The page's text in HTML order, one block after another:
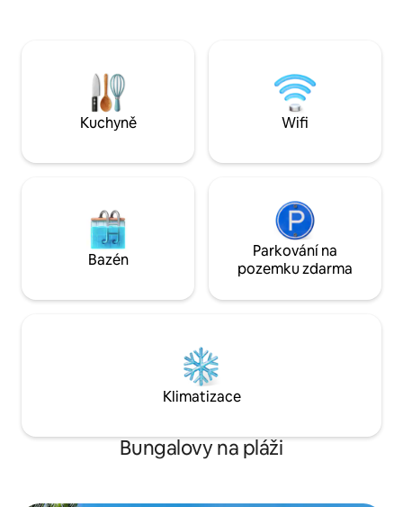
a užij si jízdu
můžeš prostě
Kuchyně Wifi
Bazén
Parkování na
pozemku zdarma
Klimatizace
Bungalovy na pláži